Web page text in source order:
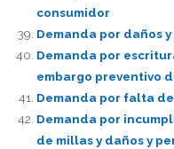
consumidor
Demanda por daños
Demanda por
embargo preventivo
Demanda por falta
Demanda por
de millas y daños y